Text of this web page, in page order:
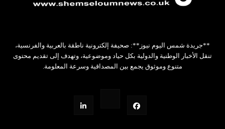
**جريدة شمس اليوم نيوز**: صحيفة إلكترونية ناطقة بالعربية والفرنسية،
تنقل الأخبار الوطنية والدولية بكل حياد وموضوعية، وتهدف إلى تقديم محتوى
متنوع وموثوق يجمع بين المصداقية وسرعة المعلومة.